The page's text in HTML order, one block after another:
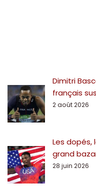
Dimitri
français
2 août 2026
Les dopés,
grand
28 juin 2026